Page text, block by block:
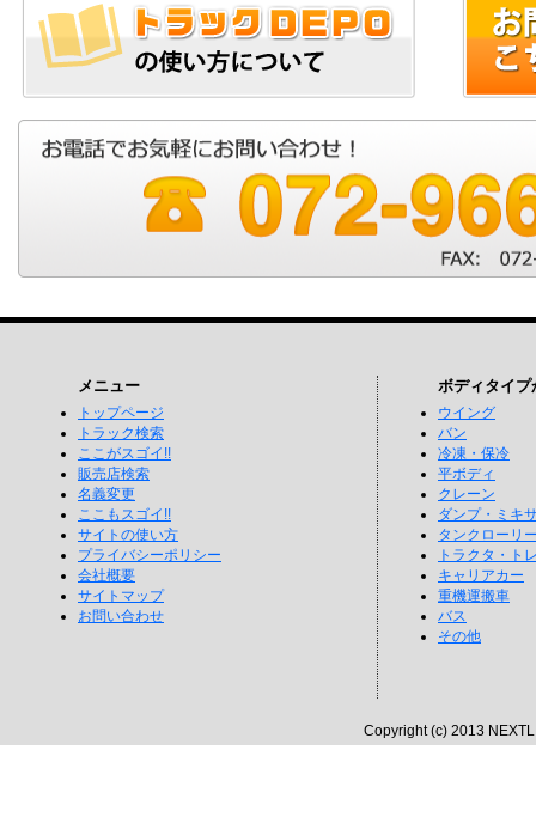
メニュー
トップページ
トラック検索
ここがスゴイ!!
販売店検索
名義変更
ここもスゴイ!!
サイトの使い方
プライバシーポリシー
会社概要
サイトマップ
お問い合わせ
ボディタイプ
ウイング
バン
冷凍・保冷
平ボディ
クレーン
ダンプ・ミキ
タンクローリ
トラクタ・ト
キャリアカー
重機運搬車
バス
その他
Copyright (c) 2013